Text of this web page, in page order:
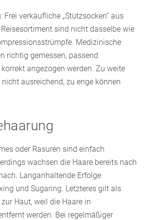
Frei verkäufliche „Stützsocken“ aus
sind nicht dasselbe wie
Medizinische
richtig gemessen, passend
angezogen werden. Zu weite
ausreichend, zu enge können
oder Rasuren sind einfach
wachsen die Haare bereits nach
Langanhaltende Erfolge
und Sugaring. Letzteres gilt als
Haut, weil die Haare in
werden. Bei regelmäßiger